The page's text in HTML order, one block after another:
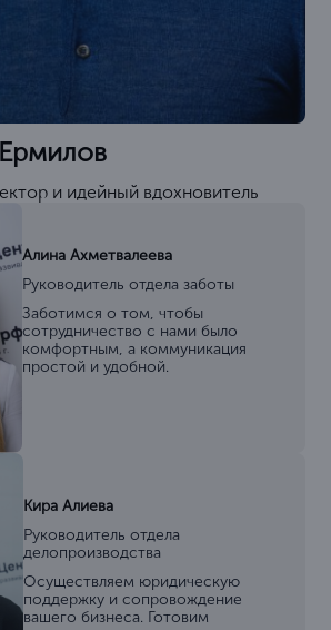
и идейный вдохновитель
Алина Ахметвалеева
Руководитель отдела заботы
Заботимся о том, чтобы
сотрудничество с нами было
комфортным, а коммуникация
простой и удобной.
Кира Алиева
Руководитель отдела
делопроизводства
Осуществляем юридическую
поддержку и сопровождение
вашего бизнеса. Готовим